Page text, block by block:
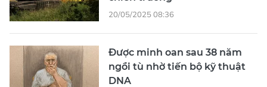
20/05/2025 08:36
Được minh oan sau 38 năm
ngồi tù nhờ tiến bộ kỹ thuật
DNA